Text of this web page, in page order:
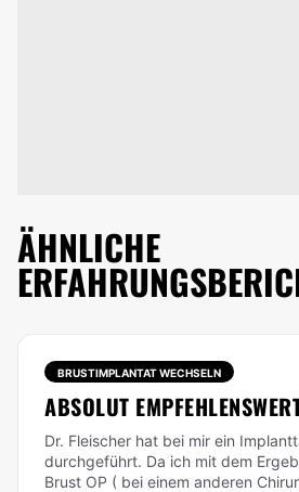
ÄHNLICHE
BRUSTIMPLANTAT WECHSELN
ABSOLUT
Dr. Fleischer hat bei mir ein
durchgeführt. Da ich mit dem
Brust OP ( bei einem anderen